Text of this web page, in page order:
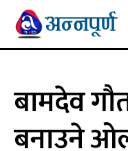
बामदेव
बनाउने